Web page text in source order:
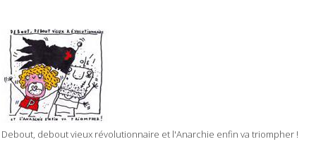
Debout, debout vieux révolutionnaire et l'Anarchie enfin va triompher !